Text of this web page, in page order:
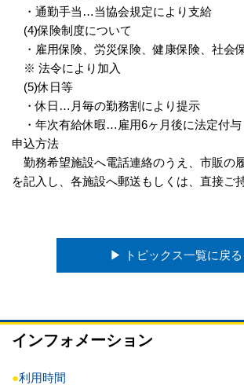
・通勤手当…当協会規定により支給
(4)保険制度について
・雇用保険、労災保険、健康保険、社会
※ 法令により加入
(5)休日等
・休日…月毎の勤務割により提示
・年次有給休暇…雇用6ヶ月後に法定付与
申込方法
勤務希望施設へ電話連絡のうえ、市販の
を記入し、各施設へ郵送もしくは、直接ご
▶︎ トピックス一覧に戻る
インフォメーション
●利用時間